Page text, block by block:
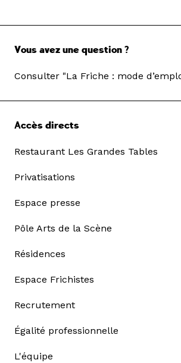
Vous avez une question ?
Consulter "La Friche : mode
Accès directs
Restaurant Les Grandes Tables
Privatisations
Espace presse
Pôle Arts de la Scène
Résidences
Espace Frichistes
Recrutement
Égalité professionnelle
L'équipe